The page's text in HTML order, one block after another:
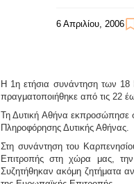
6 Απριλίου, 2006
Η 1η ετήσια συνάντηση των
πραγματοποιήθηκε από τις 22
Τη Δυτική Αθήνα εκπροσώπησε
Πληροφόρησης Δυτικής Αθήνας.
Στη συνάντηση του
Επιτροπής στη χώρα μας,
Συζητήθηκαν ακόμη ζητήματα